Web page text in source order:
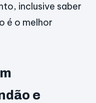
inclusive saber
é o melhor
e